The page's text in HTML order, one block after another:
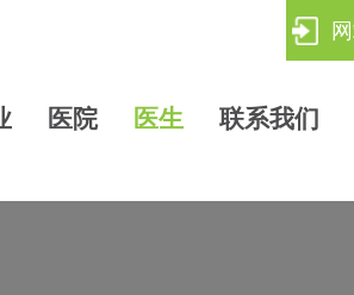
医院 医生 联系我们